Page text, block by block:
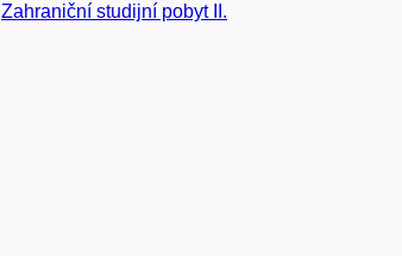
Zahraniční studijní pobyt II.